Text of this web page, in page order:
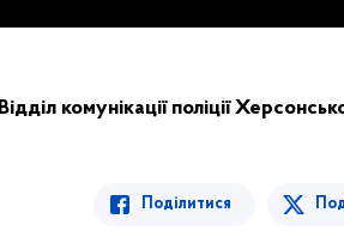
Відділ комунікації поліції
Поділитися